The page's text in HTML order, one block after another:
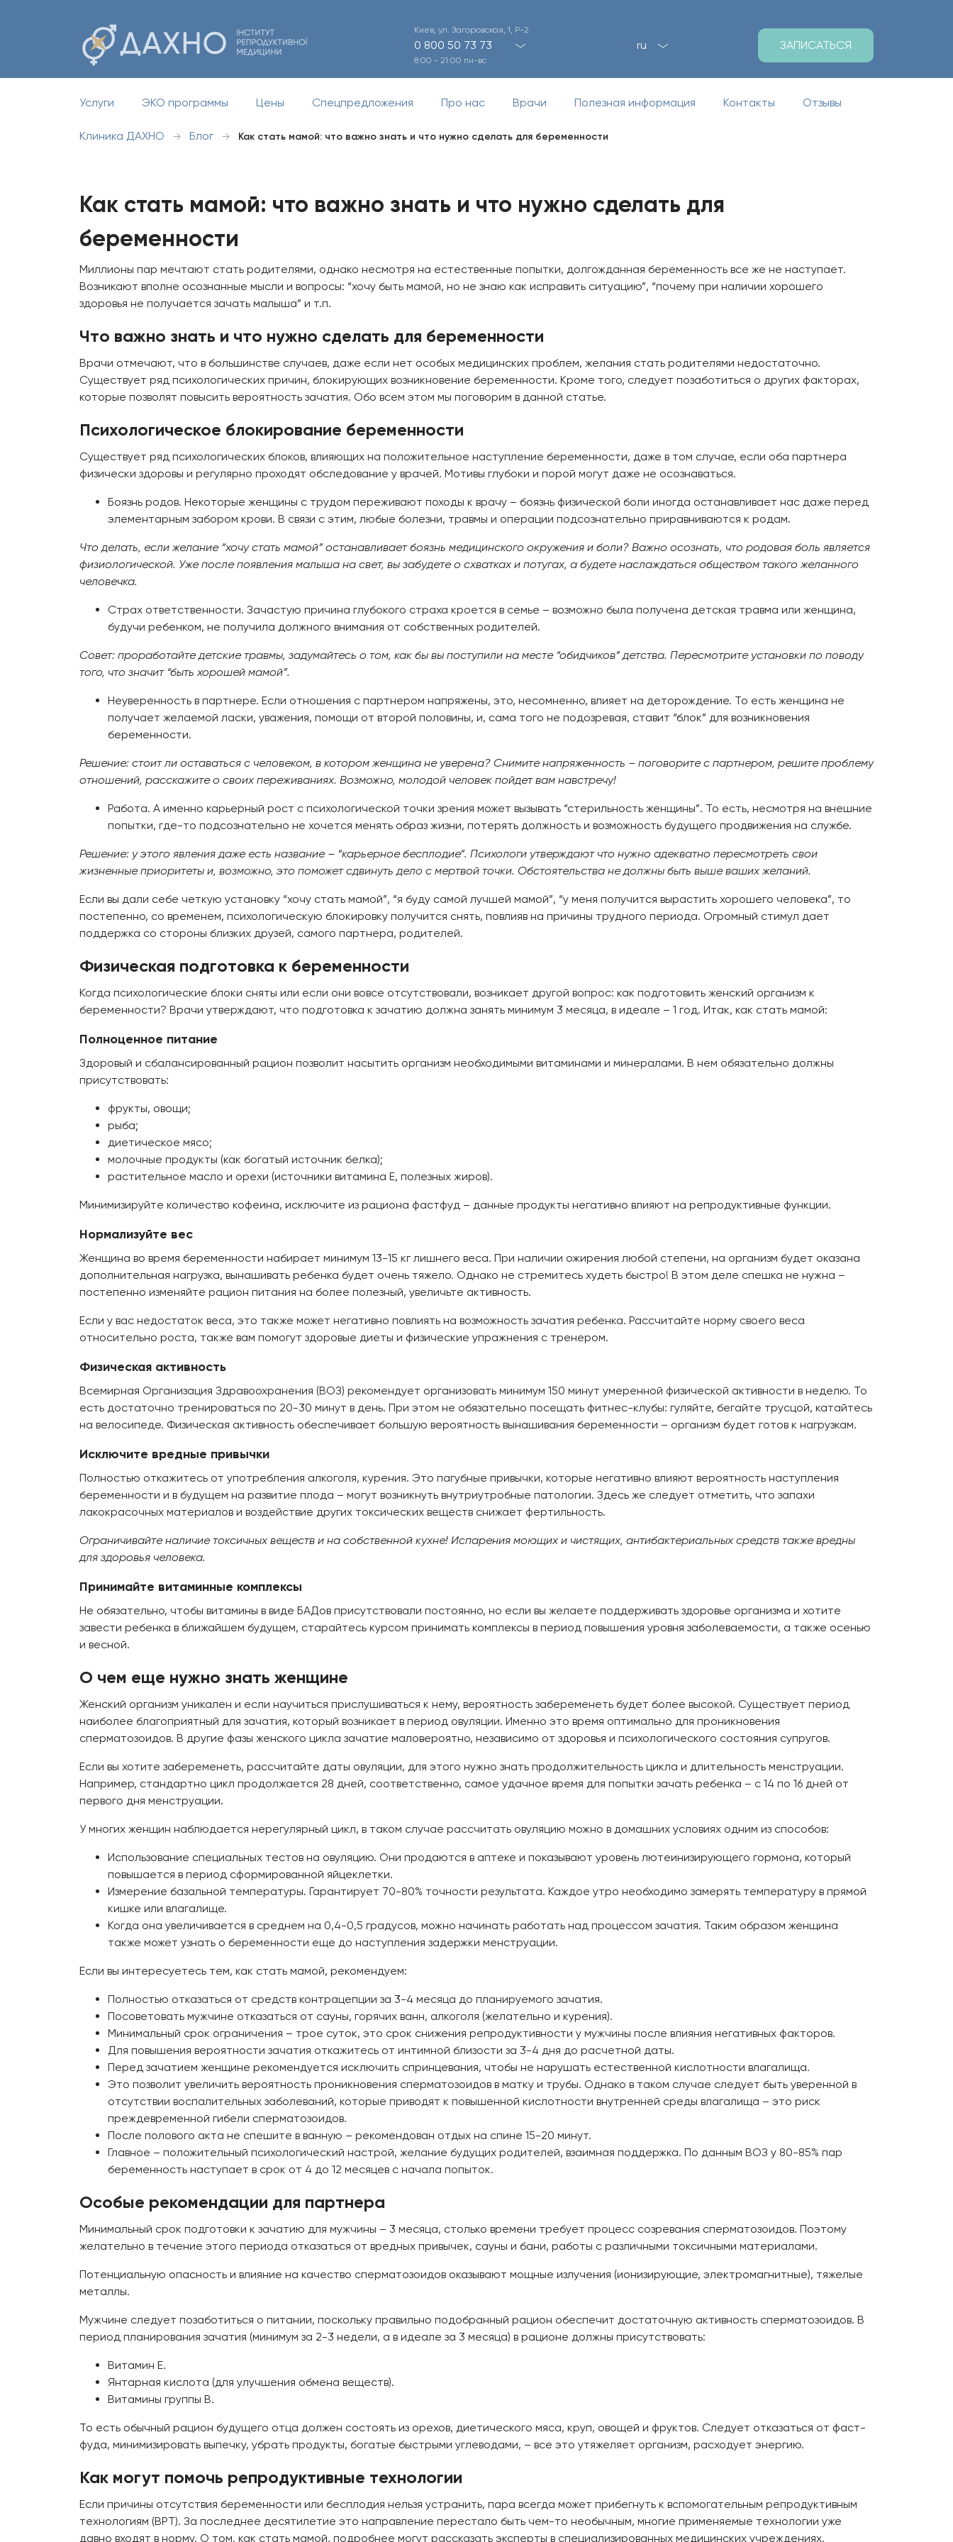
Киев, ул. Загоровская, 1, Р-2
0 800 50 73 73
8:00 - 21:00 пн-вс
ru ЗАПИСАТЬСЯ
Услуги ЭКО программы Цены Спецпредложения Про нас Врачи Полезная информация Контакты Отзывы
Клиника ДАХНО → Блог → Как стать мамой: что важно знать и что нужно сделать для беременности
Как стать мамой: что важно знать и что нужно сделать для
беременности
Миллионы пар мечтают стать родителями, однако несмотря на естественные попытки, долгожданная беременность все же не наступает.
Возникают вполне осознанные мысли и вопросы: “хочу быть мамой, но не знаю как исправить ситуацию”, “почему при наличии хорошего
здоровья не получается зачать малыша” и т.п.
Что важно знать и что нужно сделать для беременности
Врачи отмечают, что в большинстве случаев, даже если нет особых медицинских проблем, желания стать родителями недостаточно.
Существует ряд психологических причин, блокирующих возникновение беременности. Кроме того, следует позаботиться о других факторах,
которые позволят повысить вероятность зачатия. Обо всем этом мы поговорим в данной статье.
Психологическое блокирование беременности
Существует ряд психологических блоков, влияющих на положительное наступление беременности, даже в том случае, если оба партнера
физически здоровы и регулярно проходят обследование у врачей. Мотивы глубоки и порой могут даже не осознаваться.
Боязнь родов. Некоторые женщины с трудом переживают походы к врачу – боязнь физической боли иногда останавливает нас даже перед
элементарным забором крови. В связи с этим, любые болезни, травмы и операции подсознательно приравниваются к родам.
Что делать, если желание “хочу стать мамой” останавливает боязнь медицинского окружения и боли? Важно осознать, что родовая боль является
физиологической. Уже после появления малыша на свет, вы забудете о схватках и потугах, а будете наслаждаться обществом такого желанного
человечка.
Страх ответственности. Зачастую причина глубокого страха кроется в семье – возможно была получена детская травма или женщина,
будучи ребенком, не получила должного внимания от собственных родителей.
Совет: проработайте детские травмы, задумайтесь о том, как бы вы поступили на месте “обидчиков” детства. Пересмотрите установки по поводу
того, что значит “быть хорошей мамой”.
Неуверенность в партнере. Если отношения с партнером напряжены, это, несомненно, влияет на деторождение. То есть женщина не
получает желаемой ласки, уважения, помощи от второй половины, и, сама того не подозревая, ставит “блок” для возникновения
беременности.
Решение: стоит ли оставаться с человеком, в котором женщина не уверена? Снимите напряженность – поговорите с партнером, решите проблему
отношений, расскажите о своих переживаниях. Возможно, молодой человек пойдет вам навстречу!
Работа. А именно карьерный рост с психологической точки зрения может вызывать “стерильность женщины”. То есть, несмотря на внешние
попытки, где-то подсознательно не хочется менять образ жизни, потерять должность и возможность будущего продвижения на службе.
Решение: у этого явления даже есть название – “карьерное бесплодие”. Психологи утверждают что нужно адекватно пересмотреть свои
жизненные приоритеты и, возможно, это поможет сдвинуть дело с мертвой точки. Обстоятельства не должны быть выше ваших желаний.
Если вы дали себе четкую установку “хочу стать мамой”, “я буду самой лучшей мамой”, “у меня получится вырастить хорошего человека”, то
постепенно, со временем, психологическую блокировку получится снять, повлияв на причины трудного периода. Огромный стимул дает
поддержка со стороны близких друзей, самого партнера, родителей.
Физическая подготовка к беременности
Когда психологические блоки сняты или если они вовсе отсутствовали, возникает другой вопрос: как подготовить женский организм к
беременности? Врачи утверждают, что подготовка к зачатию должна занять минимум 3 месяца, в идеале – 1 год. Итак, как стать мамой:
Полноценное питание
Здоровый и сбалансированный рацион позволит насытить организм необходимыми витаминами и минералами. В нем обязательно должны
присутствовать:
фрукты, овощи;
рыба;
диетическое мясо;
молочные продукты (как богатый источник белка);
растительное масло и орехи (источники витамина E, полезных жиров).
Минимизируйте количество кофеина, исключите из рациона фастфуд – данные продукты негативно влияют на репродуктивные функции.
Нормализуйте вес
Женщина во время беременности набирает минимум 13-15 кг лишнего веса. При наличии ожирения любой степени, на организм будет оказана
дополнительная нагрузка, вынашивать ребенка будет очень тяжело. Однако не стремитесь худеть быстро! В этом деле спешка не нужна –
постепенно изменяйте рацион питания на более полезный, увеличьте активность.
Если у вас недостаток веса, это также может негативно повлиять на возможность зачатия ребенка. Рассчитайте норму своего веса
относительно роста, также вам помогут здоровые диеты и физические упражнения с тренером.
Физическая активность
Всемирная Организация Здравоохранения (ВОЗ) рекомендует организовать минимум 150 минут умеренной физической активности в неделю. То
есть достаточно тренироваться по 20-30 минут в день. При этом не обязательно посещать фитнес-клубы: гуляйте, бегайте трусцой, катайтесь
на велосипеде. Физическая активность обеспечивает большую вероятность вынашивания беременности – организм будет готов к нагрузкам.
Исключите вредные привычки
Полностью откажитесь от употребления алкоголя, курения. Это пагубные привычки, которые негативно влияют вероятность наступления
беременности и в будущем на развитие плода – могут возникнуть внутриутробные патологии. Здесь же следует отметить, что запахи
лакокрасочных материалов и воздействие других токсических веществ снижает фертильность.
Ограничивайте наличие токсичных веществ и на собственной кухне! Испарения моющих и чистящих, антибактериальных средств также вредны
для здоровья человека.
Принимайте витаминные комплексы
Не обязательно, чтобы витамины в виде БАДов присутствовали постоянно, но если вы желаете поддерживать здоровье организма и хотите
завести ребенка в ближайшем будущем, старайтесь курсом принимать комплексы в период повышения уровня заболеваемости, а также осенью
и весной.
О чем еще нужно знать женщине
Женский организм уникален и если научиться прислушиваться к нему, вероятность забеременеть будет более высокой. Существует период
наиболее благоприятный для зачатия, который возникает в период овуляции. Именно это время оптимально для проникновения
сперматозоидов. В другие фазы женского цикла зачатие маловероятно, независимо от здоровья и психологического состояния супругов.
Если вы хотите забеременеть, рассчитайте даты овуляции, для этого нужно знать продолжительность цикла и длительность менструации.
Например, стандартно цикл продолжается 28 дней, соответственно, самое удачное время для попытки зачать ребенка – с 14 по 16 дней от
первого дня менструации.
У многих женщин наблюдается нерегулярный цикл, в таком случае рассчитать овуляцию можно в домашних условиях одним из способов:
Использование специальных тестов на овуляцию. Они продаются в аптеке и показывают уровень лютеинизирующего гормона, который
повышается в период сформированной яйцеклетки.
Измерение базальной температуры. Гарантирует 70-80% точности результата. Каждое утро необходимо замерять температуру в прямой
кишке или влагалище.
Когда она увеличивается в среднем на 0,4-0,5 градусов, можно начинать работать над процессом зачатия. Таким образом женщина
также может узнать о беременности еще до наступления задержки менструации.
Если вы интересуетесь тем, как стать мамой, рекомендуем:
Полностью отказаться от средств контрацепции за 3-4 месяца до планируемого зачатия.
Посоветовать мужчине отказаться от сауны, горячих ванн, алкоголя (желательно и курения).
Минимальный срок ограничения – трое суток, это срок снижения репродуктивности у мужчины после влияния негативных факторов.
Для повышения вероятности зачатия откажитесь от интимной близости за 3-4 дня до расчетной даты.
Перед зачатием женщине рекомендуется исключить спринцевания, чтобы не нарушать естественной кислотности влагалища.
Это позволит увеличить вероятность проникновения сперматозоидов в матку и трубы. Однако в таком случае следует быть уверенной в
отсутствии воспалительных заболеваний, которые приводят к повышенной кислотности внутренней среды влагалища – это риск
преждевременной гибели сперматозоидов.
После полового акта не спешите в ванную – рекомендован отдых на спине 15-20 минут.
Главное – положительный психологический настрой, желание будущих родителей, взаимная поддержка. По данным ВОЗ у 80-85% пар
беременность наступает в срок от 4 до 12 месяцев с начала попыток.
Особые рекомендации для партнера
Минимальный срок подготовки к зачатию для мужчины – 3 месяца, столько времени требует процесс созревания сперматозоидов. Поэтому
желательно в течение этого периода отказаться от вредных привычек, сауны и бани, работы с различными токсичными материалами.
Потенциальную опасность и влияние на качество сперматозоидов оказывают мощные излучения (ионизирующие, электромагнитные), тяжелые
металлы.
Мужчине следует позаботиться о питании, поскольку правильно подобранный рацион обеспечит достаточную активность сперматозоидов. В
период планирования зачатия (минимум за 2-3 недели, а в идеале за 3 месяца) в рационе должны присутствовать:
Витамин E.
Янтарная кислота (для улучшения обмена веществ).
Витамины группы B.
То есть обычный рацион будущего отца должен состоять из орехов, диетического мяса, круп, овощей и фруктов. Следует отказаться от фаст-
фуда, минимизировать выпечку, убрать продукты, богатые быстрыми углеводами, – все это утяжеляет организм, расходует энергию.
Как могут помочь репродуктивные технологии
Если причины отсутствия беременности или бесплодия нельзя устранить, пара всегда может прибегнуть к вспомогательным репродуктивным
технологиям (ВРТ). За последнее десятилетие это направление перестало быть чем-то необычным, многие применяемые технологии уже
давно входят в норму. О том, как стать мамой, подробнее могут рассказать эксперты в специализированных медицинских учреждениях.